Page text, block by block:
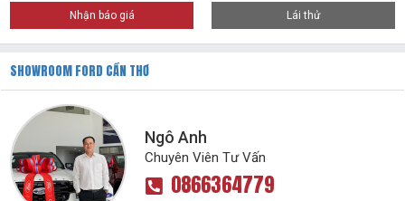
Nhận báo giá Lái thử
SHOWROOM FORD CẦN THƠ
Ngô Anh
Chuyên Viên Tư Vấn
0866364779